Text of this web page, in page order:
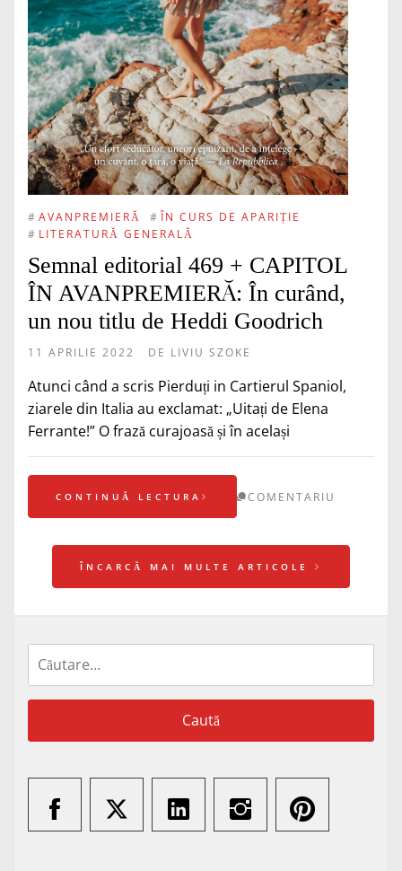
# AVANPREMIERĂ # ÎN CURS DE APARIȚIE
# LITERATURĂ GENERALĂ
Semnal editorial 469 + CAPITOL
ÎN AVANPREMIERĂ: În curând,
un nou titlu de Heddi Goodrich
11 APRILIE 2022 DE LIVIU SZOKE
Atunci când a scris Pierduți in Cartierul Spaniol,
ziarele din Italia au exclamat: „Uitați de Elena
Ferrante!” O frază curajoasă și în același
CONTINUĂ LECTURA COMENTARIU
ÎNCARCĂ MAI MULTE ARTICOLE
Caută
după: